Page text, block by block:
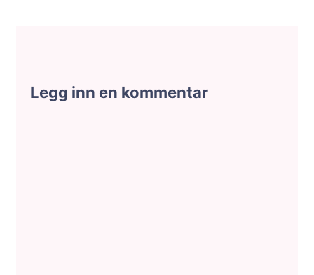
Legg inn en kommentar